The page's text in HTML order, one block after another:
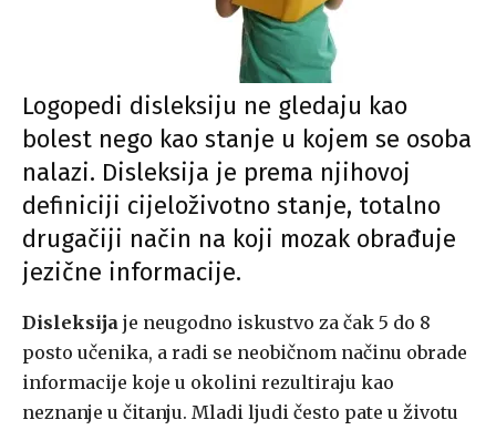
Logopedi disleksiju ne gledaju kao
bolest nego kao stanje u kojem se osoba
nalazi. Disleksija je prema njihovoj
definiciji cijeloživotno stanje, totalno
drugačiji način na koji mozak obrađuje
jezične informacije.
Disleksija je neugodno iskustvo za čak 5 do 8
posto učenika, a radi se neobičnom načinu obrade
informacije koje u okolini rezultiraju kao
neznanje u čitanju. Mladi ljudi često pate u životu